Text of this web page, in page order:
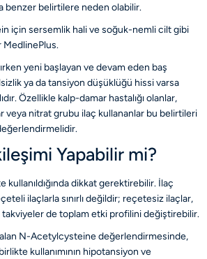
benzer belirtilere neden olabilir.
için sersemlik hali ve soğuk-nemli cilt gibi
MedlinePlus.
yeni başlayan ve devam eden baş
ya da tansiyon düşüklüğü hissi varsa
Özellikle kalp-damar hastalığı olanlar,
veya nitrat grubu ilaç kullananlar bu belirtileri
Yapabilir mi?
kullanıldığında dikkat gerektirebilir. İlaç
ilaçlarla sınırlı değildir; reçetesiz ilaçlar,
takviyeler de toplam etki profilini değiştirebilir.
N-Acetylcysteine değerlendirmesinde,
kullanımının hipotansiyon ve